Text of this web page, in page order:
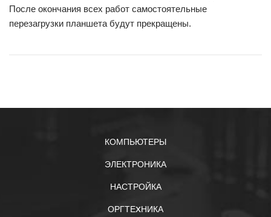
После окончания всех работ самостоятельные
перезагрузки планшета будут прекращены.
КОМПЬЮТЕРЫ
ЭЛЕКТРОНИКА
НАСТРОЙКА
ОРГТЕXНИКА